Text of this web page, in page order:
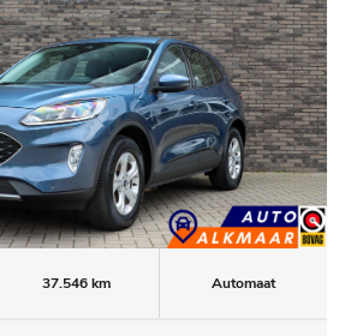
37.546 km Automaat